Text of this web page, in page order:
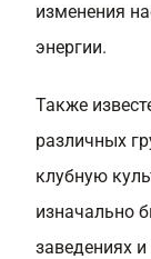
изменения
энергии.
Также
различных
клубную
изначально
заведениях и